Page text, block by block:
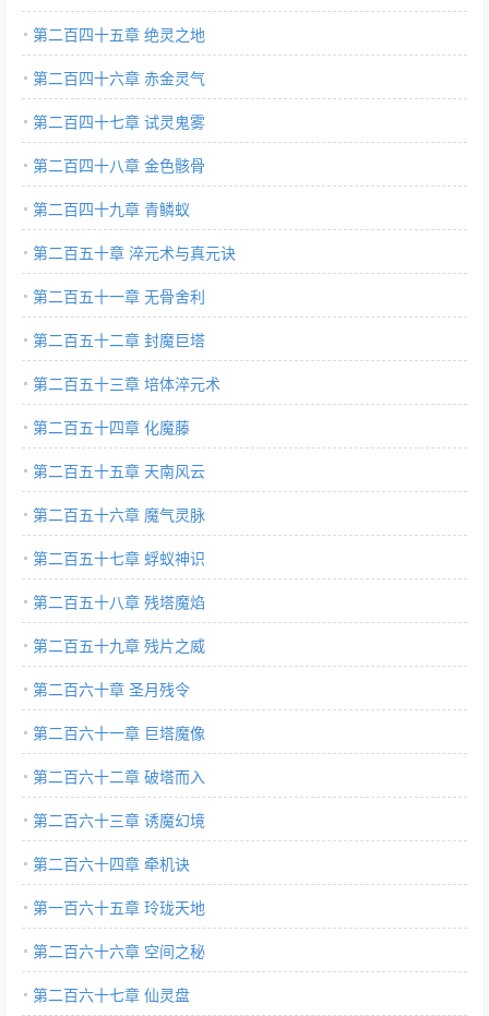
第二百四十五章 绝灵之地
第二百四十六章 赤金灵气
第二百四十七章 试灵鬼雾
第二百四十八章 金色骸骨
第二百四十九章 青鳞蚁
第二百五十章 淬元术与真元诀
第二百五十一章 无骨舍利
第二百五十二章 封魔巨塔
第二百五十三章 培体淬元术
第二百五十四章 化魔藤
第二百五十五章 天南风云
第二百五十六章 魔气灵脉
第二百五十七章 蜉蚁神识
第二百五十八章 残塔魔焰
第二百五十九章 残片之威
第二百六十章 圣月残令
第二百六十一章 巨塔魔像
第二百六十二章 破塔而入
第二百六十三章 诱魔幻境
第二百六十四章 牵机诀
第一百六十五章 玲珑天地
第二百六十六章 空间之秘
第二百六十七章 仙灵盘